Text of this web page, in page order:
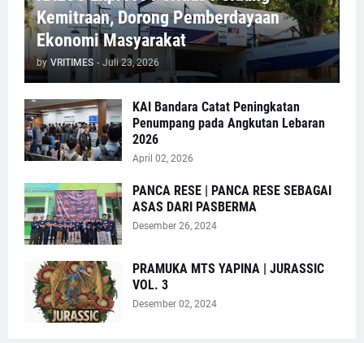
Kemitraan, Dorong Pemberdayaan
Ekonomi Masyarakat
by VRITIMES - Juli 23, 2026
KAI Bandara Catat Peningkatan
Penumpang pada Angkutan Lebaran
2026
April 02, 2026
PANCA RESE | PANCA RESE SEBAGAI
ASAS DARI PASBERMA
Desember 26, 2024
PRAMUKA MTS YAPINA | JURASSIC
VOL. 3
Desember 02, 2024